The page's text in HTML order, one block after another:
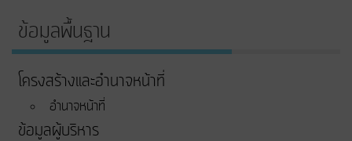
ข้อมูลพื้นฐาน
โครงสร้างและอำนาจหน้าที่
อำนาจหน้าที่
ข้อมูลผู้บริหาร